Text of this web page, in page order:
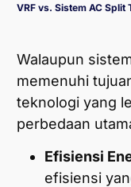
VRF vs. Sistem AC
Walaupun
memenuhi
teknologi yang
perbedaan
Efisiensi
efisiensi